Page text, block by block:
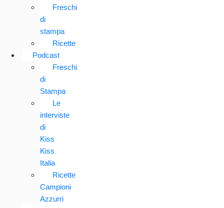
Freschi
di
stampa
Ricette
Podcast
Freschi
di
Stampa
Le
interviste
di
Kiss
Kiss
Italia
Ricette
Campioni
Azzurri